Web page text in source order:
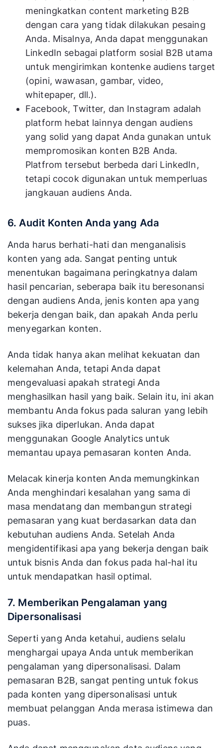
meningkatkan content marketing B2B
dengan cara yang tidak dilakukan pesaing
Anda. Misalnya, Anda dapat menggunakan
LinkedIn sebagai platform sosial B2B utama
untuk mengirimkan kontenke audiens target
(opini, wawasan, gambar, video,
whitepaper, dll.).
Facebook, Twitter, dan Instagram adalah
platform hebat lainnya dengan audiens
yang solid yang dapat Anda gunakan untuk
mempromosikan konten B2B Anda.
Platfrom tersebut berbeda dari LinkedIn,
tetapi cocok digunakan untuk memperluas
jangkauan audiens Anda.
6. Audit Konten Anda yang Ada
Anda harus berhati-hati dan menganalisis
konten yang ada. Sangat penting untuk
menentukan bagaimana peringkatnya dalam
hasil pencarian, seberapa baik itu beresonansi
dengan audiens Anda, jenis konten apa yang
bekerja dengan baik, dan apakah Anda perlu
menyegarkan konten.
Anda tidak hanya akan melihat kekuatan dan
kelemahan Anda, tetapi Anda dapat
mengevaluasi apakah strategi Anda
menghasilkan hasil yang baik. Selain itu, ini akan
membantu Anda fokus pada saluran yang lebih
sukses jika diperlukan. Anda dapat
menggunakan Google Analytics untuk
memantau upaya pemasaran konten Anda.
Melacak kinerja konten Anda memungkinkan
Anda menghindari kesalahan yang sama di
masa mendatang dan membangun strategi
pemasaran yang kuat berdasarkan data dan
kebutuhan audiens Anda. Setelah Anda
mengidentifikasi apa yang bekerja dengan baik
untuk bisnis Anda dan fokus pada hal-hal itu
untuk mendapatkan hasil optimal.
7. Memberikan Pengalaman yang
Dipersonalisasi
Seperti yang Anda ketahui, audiens selalu
menghargai upaya Anda untuk memberikan
pengalaman yang dipersonalisasi. Dalam
pemasaran B2B, sangat penting untuk fokus
pada konten yang dipersonalisasi untuk
membuat pelanggan Anda merasa istimewa dan
puas.